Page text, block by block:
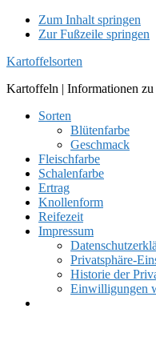
Zum Inhalt springen
Zur Fußzeile springen
Kartoffelsorten
Kartoffeln | Informationen
Sorten
Blütenfarbe
Geschmack
Fleischfarbe
Schalenfarbe
Ertrag
Knollenform
Reifezeit
Impressum
Privatsphäre-
Historie der
Einwilligungen